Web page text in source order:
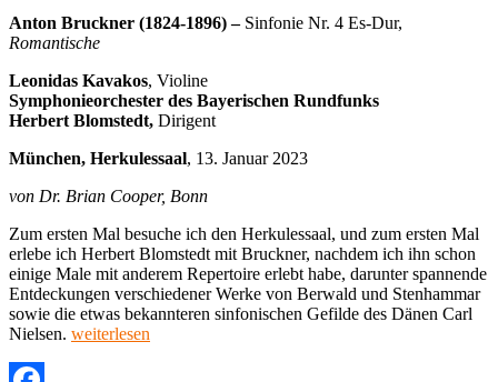
Anton Bruckner (1824-1896) – Sinfonie Nr. 4 Es-Dur,
Romantische
Leonidas Kavakos, Violine
Symphonieorchester des Bayerischen Rundfunks
Herbert Blomstedt, Dirigent
München, Herkulessaal, 13. Januar 2023
von Dr. Brian Cooper, Bonn
Zum ersten Mal besuche ich den Herkulessaal, und zum ersten Mal
erlebe ich Herbert Blomstedt mit Bruckner, nachdem ich ihn schon
einige Male mit anderem Repertoire erlebt habe, darunter spannende
Entdeckungen verschiedener Werke von Berwald und Stenhammar
sowie die etwas bekannteren sinfonischen Gefilde des Dänen Carl
Nielsen. „Symphonieorchester
weiterlesen